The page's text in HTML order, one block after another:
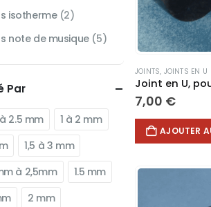
JOINTS, JOINTS EN U
7,00 €
AJOUTER
isotherme (2)
note de musique (5)
Par
2.5 mm
1 à 2 mm
1,5 à 3 mm
à 2,5mm
1.5 mm
2 mm